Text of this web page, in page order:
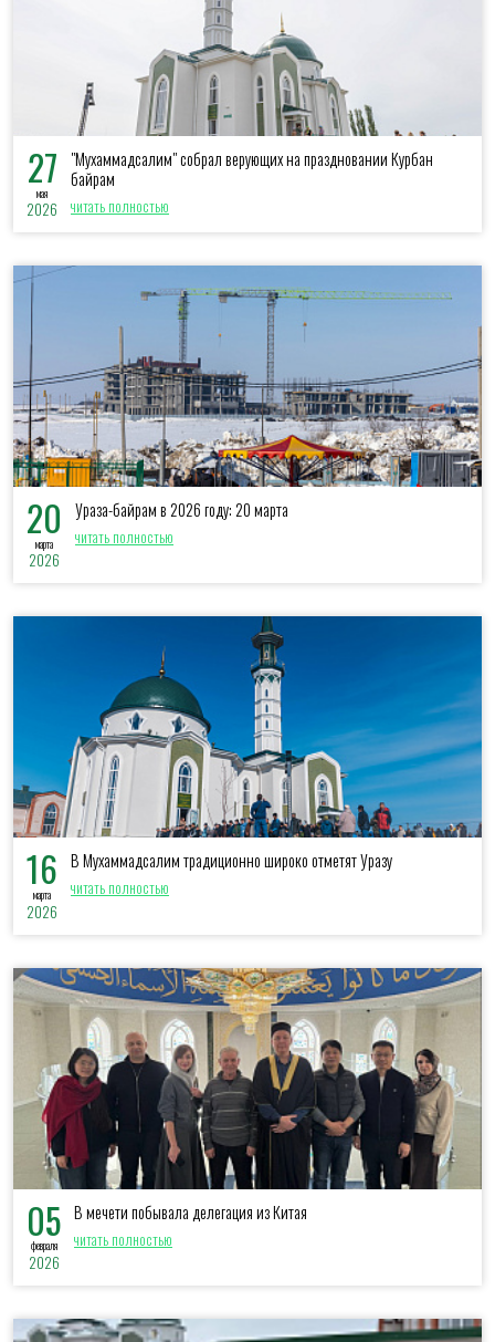
27
мая
2026
"Мухаммадсалим" собрал верующих на праздновании Курбан
байрам
читать полностью
20
марта
2026
Ураза-байрам в 2026 году: 20 марта
читать полностью
16
марта
2026
В Мухаммадсалим традиционно широко отметят Уразу
читать полностью
05
февраля
2026
В мечети побывала делегация из Китая
читать полностью